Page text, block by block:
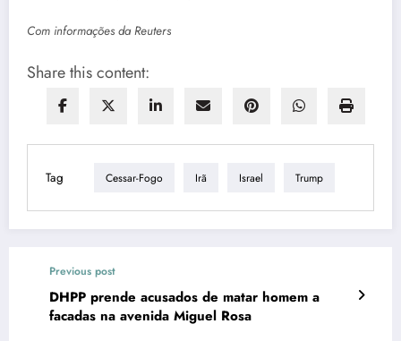
Com informações da Reuters
Share this content:
Tag Cessar-Fogo Irã Israel Trump
Previous post
DHPP prende acusados de matar homem a
facadas na avenida Miguel Rosa